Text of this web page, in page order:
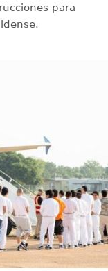
para